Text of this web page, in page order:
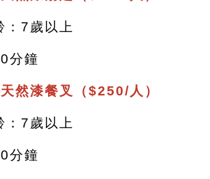
：7歲以上
分鐘
然漆餐叉（$250/人）
：7歲以上
分鐘